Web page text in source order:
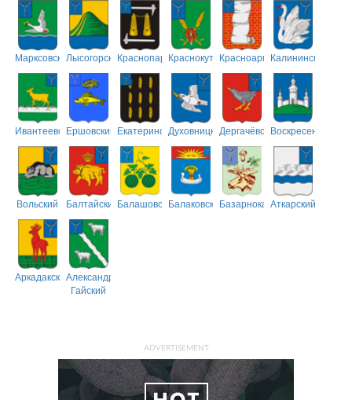
МарксовскийЛысогорскийКраснопартизанский
КраснокутскийКрасноармейский
Калининский
ИвантеевскийЕршовский ЕкатериновскийДуховницкийДергачёвскийВоскресенский
Вольский БалтайскийБалашовскийБалаковскийБазарнокарабулакский
Аткарский
АркадакскийАлександрово-
Гайский
ADVERTISEMENT